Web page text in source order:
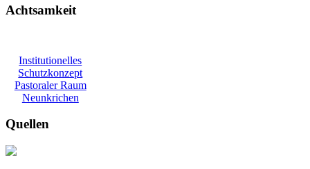
Achtsamkeit
Institutionelles
Schutzkonzept
Pastoraler Raum
Neunkrichen
Quellen